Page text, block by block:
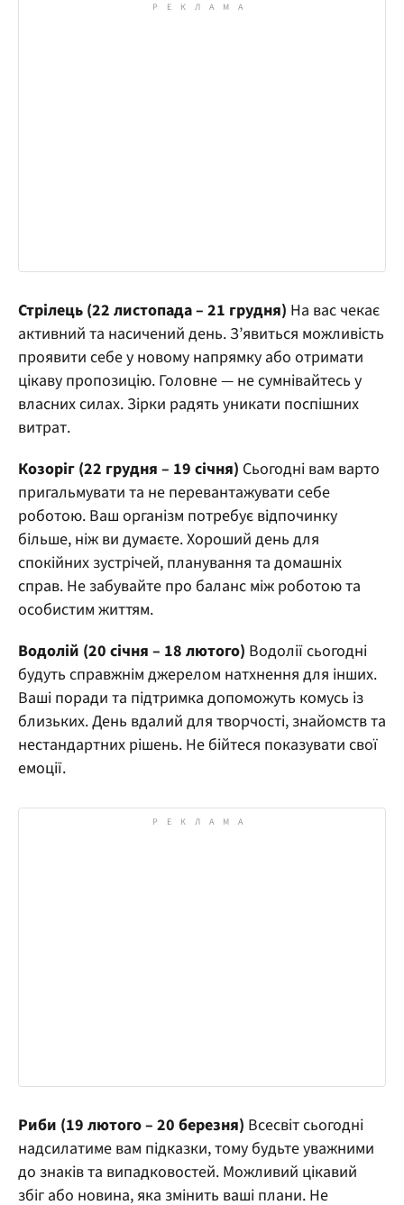
Стрілець (22 листопада – 21 грудня) На вас чекає
активний та насичений день. З’явиться можливість
проявити себе у новому напрямку або отримати
цікаву пропозицію. Головне — не сумнівайтесь у
власних силах. Зірки радять уникати поспішних
витрат.
Козоріг (22 грудня – 19 січня) Сьогодні вам варто
пригальмувати та не перевантажувати себе
роботою. Ваш організм потребує відпочинку
більше, ніж ви думаєте. Хороший день для
спокійних зустрічей, планування та домашніх
справ. Не забувайте про баланс між роботою та
особистим життям.
Водолій (20 січня – 18 лютого) Водолії сьогодні
будуть справжнім джерелом натхнення для інших.
Ваші поради та підтримка допоможуть комусь із
близьких. День вдалий для творчості, знайомств та
нестандартних рішень. Не бійтеся показувати свої
емоції.
Риби (19 лютого – 20 березня) Всесвіт сьогодні
надсилатиме вам підказки, тому будьте уважними
до знаків та випадковостей. Можливий цікавий
збіг або новина, яка змінить ваші плани. Не